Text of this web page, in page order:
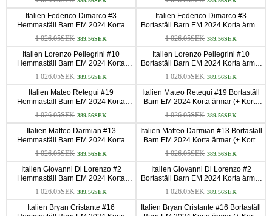
Italien Federico Dimarco #3
Hemmaställ Barn EM 2024 Korta
ärmar (+ Korta byxor)
1 026.05SEK 389.56SEK
Italien Federico Dimarco #3
Bortaställ Barn EM 2024 Korta ärmar
(+ Korta byxor)
1 026.05SEK 389.56SEK
Italien Lorenzo Pellegrini #10
Hemmaställ Barn EM 2024 Korta
ärmar (+ Korta byxor)
1 026.05SEK 389.56SEK
Italien Lorenzo Pellegrini #10
Bortaställ Barn EM 2024 Korta ärmar
(+ Korta byxor)
1 026.05SEK 389.56SEK
Italien Mateo Retegui #19
Hemmaställ Barn EM 2024 Korta
ärmar (+ Korta byxor)
1 026.05SEK 389.56SEK
Italien Mateo Retegui #19 Bortaställ
Barn EM 2024 Korta ärmar (+ Korta
byxor)
1 026.05SEK 389.56SEK
Italien Matteo Darmian #13
Hemmaställ Barn EM 2024 Korta
ärmar (+ Korta byxor)
1 026.05SEK 389.56SEK
Italien Matteo Darmian #13 Bortaställ
Barn EM 2024 Korta ärmar (+ Korta
byxor)
1 026.05SEK 389.56SEK
Italien Giovanni Di Lorenzo #2
Hemmaställ Barn EM 2024 Korta
ärmar (+ Korta byxor)
1 026.05SEK 389.56SEK
Italien Giovanni Di Lorenzo #2
Bortaställ Barn EM 2024 Korta ärmar
(+ Korta byxor)
1 026.05SEK 389.56SEK
Italien Bryan Cristante #16
Italien Bryan Cristante #16 Bortaställ